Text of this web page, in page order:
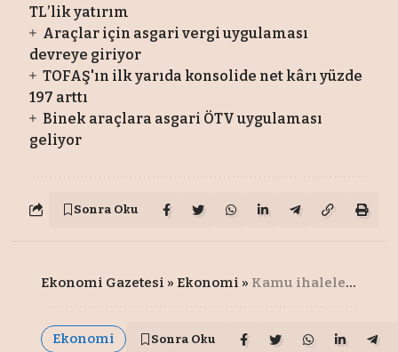
TL’lik yatırım
Araçlar için asgari vergi uygulaması
devreye giriyor
TOFAŞ'ın ilk yarıda konsolide net kârı yüzde
197 arttı
Binek araçlara asgari ÖTV uygulaması
geliyor
Sonra Oku
Ekonomi Gazetesi » Ekonomi » Kamu ihaleleri mevzuatlarında süre uzatımı
Ekonomi Sonra Oku